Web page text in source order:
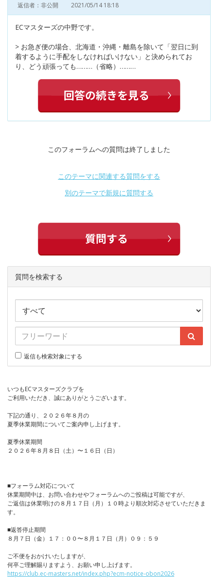
返信者：非公開 2021/05/14 18:18
ECマスターズの中野です。
> お急ぎ便の場合、北海道・沖縄・離島を除いて「翌日に到
着するように手配をしなければいけない」と決められてお
り、どう頑張っても………（省略）………
このフォーラムへの質問は終了しました
このテーマに関連する質問をする
別のテーマで新規に質問する
質問を検索する
返信も検索対象にする
いつもECマスターズクラブを
ご利用いただき、誠にありがとうございます。
下記の通り、２０２６年８月の
夏季休業期間についてご案内申し上げます。
夏季休業期間
２０２６年８月８日（土）〜１６日（日）
■フォーラム対応について
休業期間中は、お問い合わせやフォーラムへのご投稿は可能ですが、
ご返信は休業明けの８月１７日（月）１０時より順次対応させていただきま
す。
■返答停止期間
８月７日（金）１７：００〜８月１７日（月）０９：５９
ご不便をおかけいたしますが、
何卒ご理解賜りますよう、お願い申し上げます。
https://club.ec-masters.net/index.php?ecm-notice-obon2026